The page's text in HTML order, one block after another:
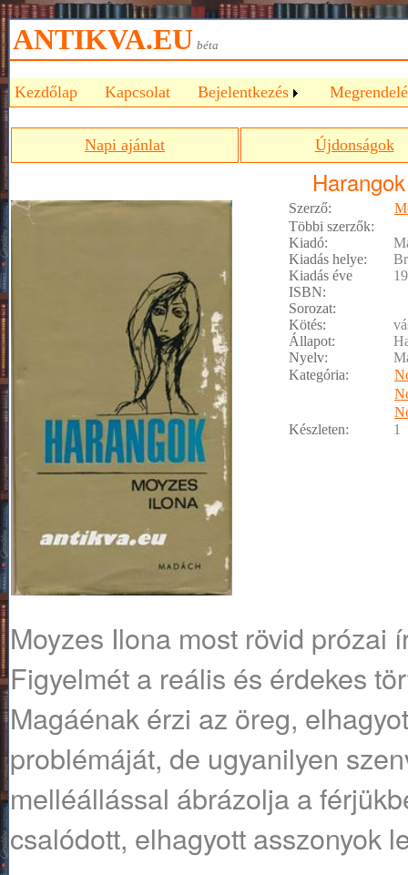
ANTIKVA.EU béta
Kezdőlap Kapcsolat Bejelentkezés
Napi ajánlat Újdonságok
Harangok
Szerző:
Többi szerzők:
Kiadó:
Kiadás helye:
Kiadás éve
ISBN:
Sorozat:
Kötés:
Állapot:
Nyelv:
Kategória:
Készleten:
1
Moyzes Ilona most rövid prózai
Figyelmét a reális és érdekes
Magáénak érzi az öreg,
problémáját, de ugyanilyen
melléállással ábrázolja a
csalódott, elhagyott asszonyok